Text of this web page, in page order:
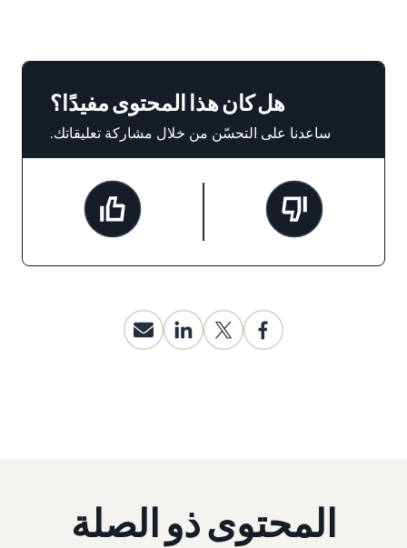
هل كان هذا المحتوى مفيدًا؟
ساعدنا على التحسّن من خلال مشاركة تعليقاتك.
المحتوى ذو الصلة